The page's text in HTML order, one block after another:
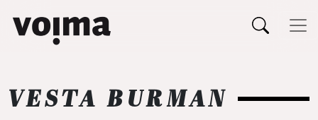
Päävalikko
VESTA BURMAN